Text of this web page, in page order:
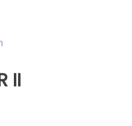
II